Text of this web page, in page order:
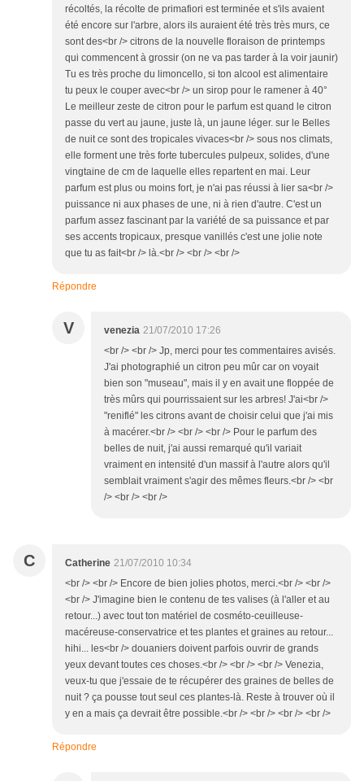
récoltés, la récolte de primafiori est terminée et s'ils avaient
été encore sur l'arbre, alors ils auraient été très très murs, ce
sont des<br /> citrons de la nouvelle floraison de printemps
qui commencent à grossir (on ne va pas tarder à la voir jaunir)
Tu es très proche du limoncello, si ton alcool est alimentaire
tu peux le couper avec<br /> un sirop pour le ramener à 40°
Le meilleur zeste de citron pour le parfum est quand le citron
passe du vert au jaune, juste là, un jaune léger. sur le Belles
de nuit ce sont des tropicales vivaces<br /> sous nos climats,
elle forment une très forte tubercules pulpeux, solides, d'une
vingtaine de cm de laquelle elles repartent en mai. Leur
parfum est plus ou moins fort, je n'ai pas réussi à lier sa<br />
puissance ni aux phases de une, ni à rien d'autre. C'est un
parfum assez fascinant par la variété de sa puissance et par
ses accents tropicaux, presque vanillés c'est une jolie note
que tu as fait<br /> là.<br /> <br /> <br />
Répondre
V venezia 21/07/2010 17:26
<br /> <br /> Jp, merci pour tes commentaires avisés.
J'ai photographié un citron peu mûr car on voyait
bien son "museau", mais il y en avait une floppée de
très mûrs qui pourrissaient sur les arbres! J'ai<br />
"reniflé" les citrons avant de choisir celui que j'ai mis
à macérer.<br /> <br /> <br /> Pour le parfum des
belles de nuit, j'ai aussi remarqué qu'il variait
vraiment en intensité d'un massif à l'autre alors qu'il
semblait vraiment s'agir des mêmes fleurs.<br /> <br
/> <br /> <br />
C Catherine 21/07/2010 10:34
<br /> <br /> Encore de bien jolies photos, merci.<br /> <br />
<br /> J'imagine bien le contenu de tes valises (à l'aller et au
retour...) avec tout ton matériel de cosméto-ceuilleuse-
macéreuse-conservatrice et tes plantes et graines au retour...
hihi... les<br /> douaniers doivent parfois ouvrir de grands
yeux devant toutes ces choses.<br /> <br /> <br /> Venezia,
veux-tu que j'essaie de te récupérer des graines de belles de
nuit ? ça pousse tout seul ces plantes-là. Reste à trouver où il
y en a mais ça devrait être possible.<br /> <br /> <br /> <br />
Répondre